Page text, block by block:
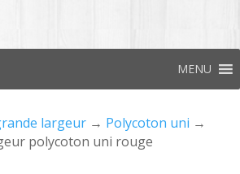
MENU
largeur → Polycoton uni →
polycoton uni rouge